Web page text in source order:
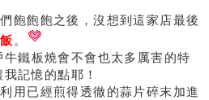
飽飽飽之後，沒想到這家店最後
。
鐵板燒會不會也太多厲害的特
記憶的點耶！
用已經煎得透徹的蒜片碎末加進